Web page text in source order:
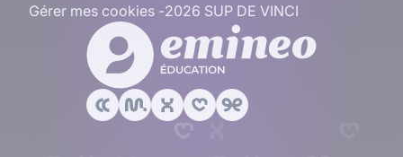
Gérer mes cookies 2026 SUP DE VINCI